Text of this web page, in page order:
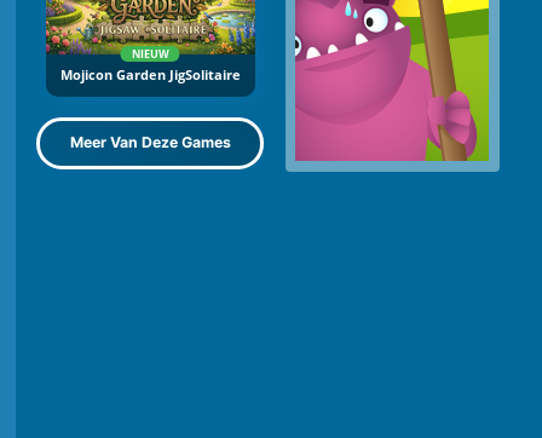
NIEUW
Mojicon Garden JigSolitaire
Meer Van Deze Games